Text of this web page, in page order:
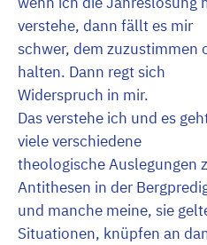
verstehe, dann fällt es mir
schwer, dem zuzustimmen
halten. Dann regt sich
Widerspruch in mir.
Das verstehe ich und es
viele verschiedene
theologische Auslegungen
Antithesen in der
und manche meine, sie
Situationen, knüpfen an